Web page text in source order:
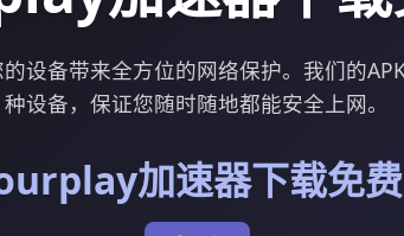
设备带来全方位的网络保护。我们的
种设备，保证您随时随地都能安全上网。
加速器下载免费